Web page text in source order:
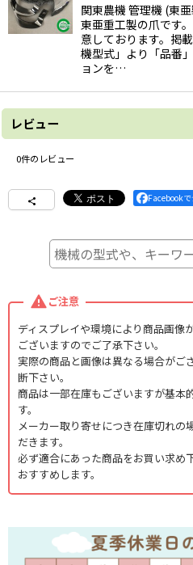
関東農機 管理機 (東
東亜重工製の爪です
意しております。掲
機型式」より「品番
ョンを…
レビュー
0件のレビュー
Facebook
ご注意
ディスプレイや環境により商品画像
ございますのでご了承下さい。
実際の商品と画像は異なる場合がご
断下さい。
商品は一部在庫もございますが基本
す。
メーカー取り寄せにつき在庫切れの
だきます。
必ず適合にあった商品をお買い求め
おすすめします。